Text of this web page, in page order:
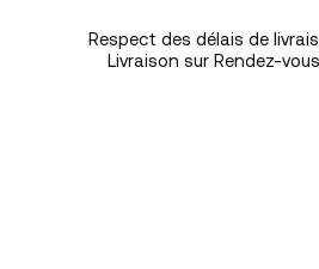
Respect des délais de
Livraison sur Rendez-vous